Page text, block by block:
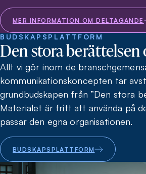
MER INFORMATION OM DELTAGANDE
BUDSKAPSPLATTFORM
Den stora
Allt vi gör inom de
kommunikationskoncepten tar
grundbudskapen från ”Den stora
Materialet är fritt att använda på
passar den egna organisationen.
BUDSKAPSPLATTFORM